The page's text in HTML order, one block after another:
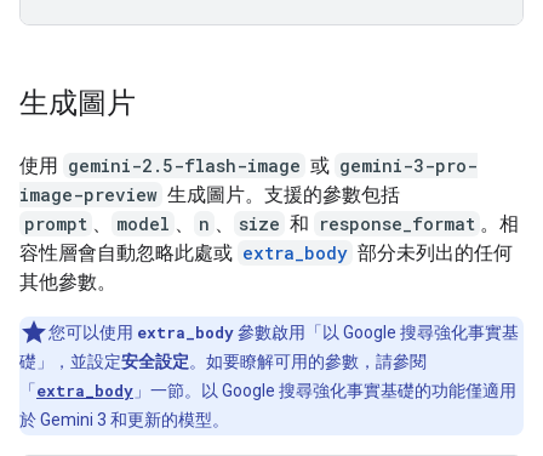
生成圖片
使用 gemini-2.5-flash-image 或 gemini-3-pro-
image-preview 生成圖片。支援的參數包括
prompt 、 model 、 n 、 size 和 response_format 。相
容性層會自動忽略此處或 extra_body 部分未列出的任何
其他參數。
您可以使用 extra_body參數啟用「以 Google 搜尋強化事實基
礎」
，並設定安全設定。如要瞭解可用的參數，請參閱
「 extra_body 」一節。以 Google 搜尋強化事實基礎的功能僅適用
於 Gemini 3 和更新的模型。